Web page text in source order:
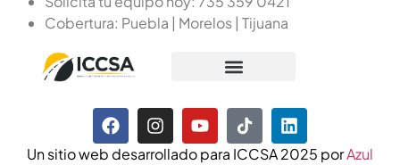
Cobertura: Puebla | Morelos | Tijuana
Un sitio web desarrollado para ICCSA 2025 porAzul